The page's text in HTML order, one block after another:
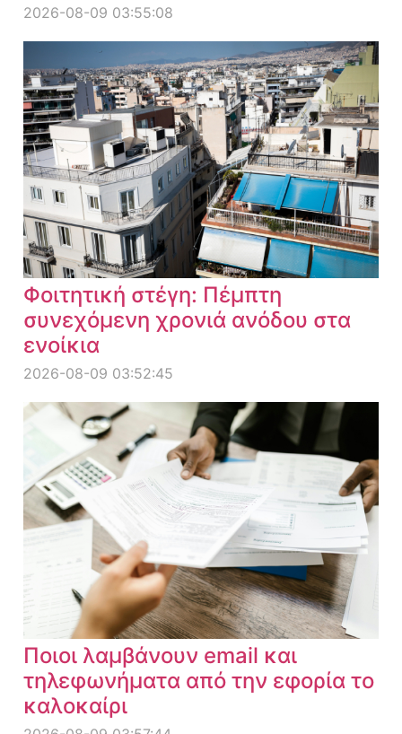
2026-08-09 03:55:08
Φοιτητική στέγη: Πέμπτη
συνεχόμενη χρονιά ανόδου στα
ενοίκια
2026-08-09 03:52:45
Ποιοι λαμβάνουν email και
τηλεφωνήματα από την εφορία το
καλοκαίρι